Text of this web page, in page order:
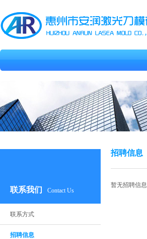
联系我们 Contact Us
联系方式
招聘信息
招聘信息
暂无招聘信息